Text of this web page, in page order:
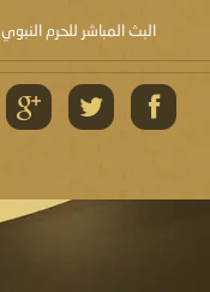
البث المباشر للحرم النبوي